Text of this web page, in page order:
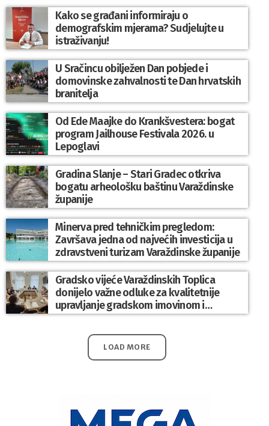
Kako se građani informiraju o
demografskim mjerama? Sudjelujte u
istraživanju!
U Sračincu obilježen Dan pobjede i
domovinske zahvalnosti te Dan hrvatskih
branitelja
Od Ede Maajke do Krankšvestera: bogat
program Jailhouse Festivala 2026. u
Lepoglavi
Gradina Slanje – Stari Gradec otkriva
bogatu arheološku baštinu Varaždinske
županije
Minerva pred tehničkim pregledom:
Završava jedna od najvećih investicija u
zdravstveni turizam Varaždinske županije
Gradsko vijeće Varaždinskih Toplica
donijelo važne odluke za kvalitetnije
upravljanje gradskom imovinom i
komunalnim sustavom
LOAD MORE